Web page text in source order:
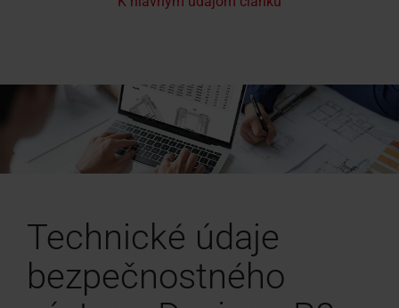
Technické údaje
bezpečnostného